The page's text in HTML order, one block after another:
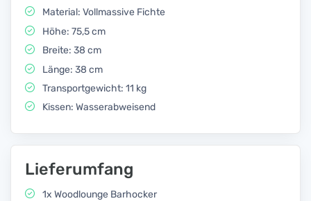
Material: Vollmassive Fichte
Höhe: 75,5 cm
Breite: 38 cm
Länge: 38 cm
Transportgewicht: 11 kg
Kissen: Wasserabweisend
Lieferumfang
1x Woodlounge Barhocker